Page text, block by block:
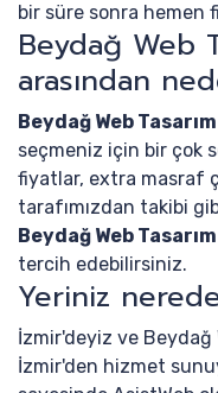
bir süre sonra hemen
Beydağ Web
arasından
Beydağ Web
seçmeniz için bir çok
fiyatlar, extra masraf
tarafımızdan takibi
Beydağ Web
tercih edebilirsiniz.
Yeriniz
İzmir'deyiz ve Beydağ
İzmir'den hizmet